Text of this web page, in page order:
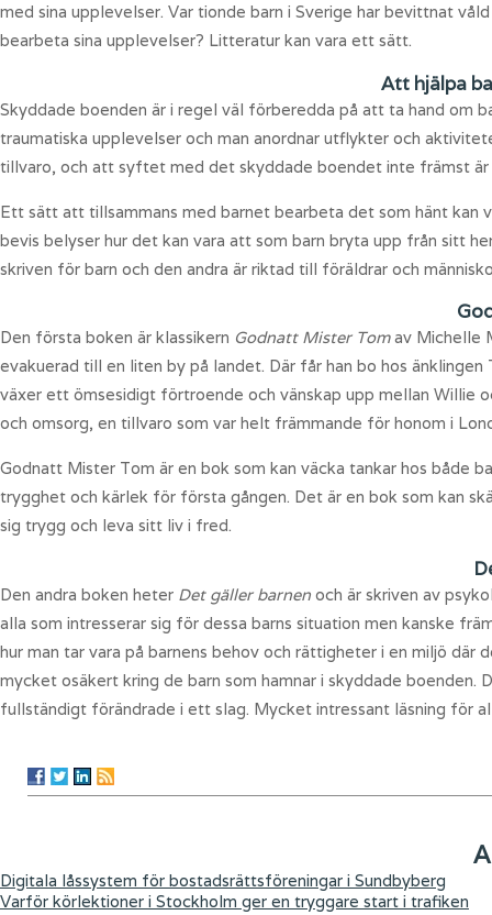
med sina upplevelser. Var tionde barn i Sverige har bevittnat
bearbeta sina upplevelser? Litteratur kan vara ett sätt.
Att hjälpa
Skyddade boenden är i regel väl förberedda på att ta hand om
traumatiska upplevelser och man anordnar utflykter och
tillvaro, och att syftet med det skyddade boendet inte främst
Ett sätt att tillsammans med barnet bearbeta det som hänt kan
bevis belyser hur det kan vara att som barn bryta upp från sitt
skriven för barn och den andra är riktad till föräldrar och
Den första boken är klassikern Godnatt Mister Tomav Michelle
evakuerad till en liten by på landet. Där får han bo hos
växer ett ömsesidigt förtroende och vänskap upp mellan Willie
och omsorg, en tillvaro som var helt främmande för honom i
Godnatt Mister Tom är en bok som kan väcka tankar hos både
trygghet och kärlek för första gången. Det är en bok som kan
sig trygg och leva sitt liv i fred.
Den andra boken heter Det gäller barnen och är skriven av
alla som intresserar sig för dessa barns situation men kanske
hur man tar vara på barnens behov och rättigheter i en miljö
mycket osäkert kring de barn som hamnar i skyddade boenden.
fullständigt förändrade i ett slag. Mycket intressant läsning för
Digitala låssystem för bostadsrättsföreningar i Sundbyberg
Varför körlektioner i Stockholm ger en tryggare start i trafiken